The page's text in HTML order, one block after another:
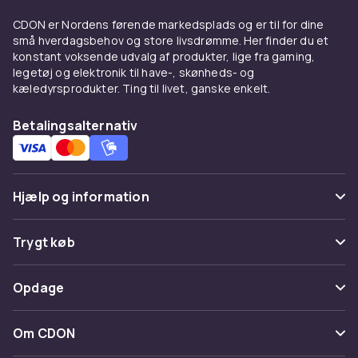
Vælg den rette dekoration til
hvert rum
Forskellige rum kræver forskellige typer
dekoration. I stuen er det naturligt at samle de
snekugler, dekorative skåle og
drømmefangere, der skaber en personlig
atmosfære. I køkkenet passer dekorative
som smukke. På hylden i gangen kan
bogstopper og køleskabsmagneter give et
gæstfrit indtryk.
Vælg dekorationer i passende antal – for
meget på én gang kan give et rodet indtryk.
enkelt elegant vase eller en lille gruppe
statuetter giver mere effekt end en hylle
CDON er Nordens førende markedsplads og er til for dine
små hverdagsbehov og store livsdrømme. Her finder du et
konstant voksende udvalg af produkter, lige fra gaming,
legetøj og elektronik til have-, skønheds- og
kæledyrsprodukter. Ting til livet, ganske enkelt.
Betalingsalternativ
Hjælp og information
Ofte stillede spørgsmål
Spor pakke
Fortryd & returner her
Kontakt os
Trygt køb
Betaling
Levering
Opdage
Kategorier
Om CDON